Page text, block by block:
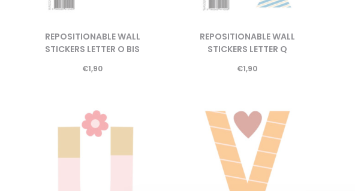
REPOSITIONABLE WALL
STICKERS LETTER O BIS
€1,90
REPOSITIONABLE WALL
STICKERS LETTER Q
€1,90